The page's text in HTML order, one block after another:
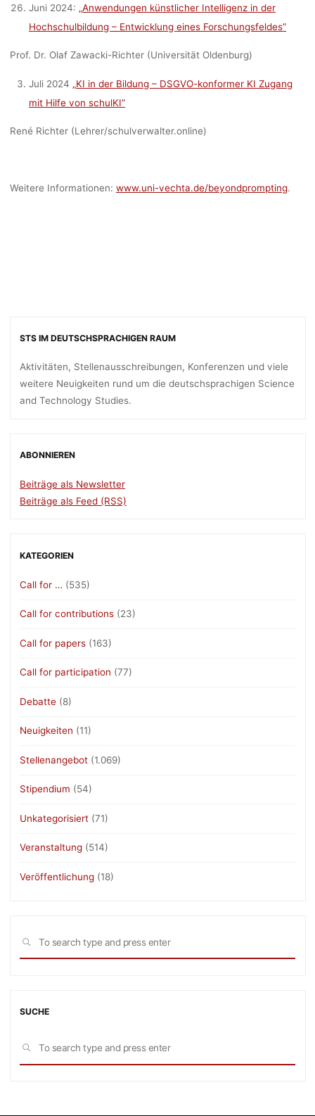
Juni 2024: „Anwendungen künstlicher Intelligenz in der
Hochschulbildung – Entwicklung eines Forschungsfeldes”
Prof. Dr. Olaf Zawacki-Richter (Universität Oldenburg)
Juli 2024 „KI in der Bildung – DSGVO-konformer KI Zugang
mit Hilfe von schulKI”
René Richter (Lehrer/schulverwalter.online)
Weitere Informationen: www.uni-vechta.de/beyondprompting.
STS IM DEUTSCHSPRACHIGEN RAUM
Aktivitäten, Stellenausschreibungen, Konferenzen und viele
weitere Neuigkeiten rund um die deutschsprachigen Science
and Technology Studies.
ABONNIEREN
Beiträge als Newsletter
Beiträge als Feed (RSS)
KATEGORIEN
Call for … (535)
Call for contributions (23)
Call for papers (163)
Call for participation (77)
Debatte (8)
Neuigkeiten (11)
Stellenangebot (1.069)
Stipendium (54)
Unkategorisiert (71)
Veranstaltung (514)
Veröffentlichung (18)
SEARCH
SUCHE
SEARCH